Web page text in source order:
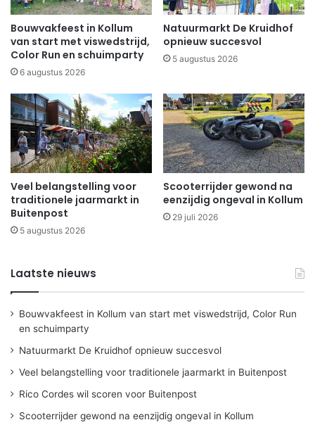
Bouwvakfeest in Kollum
van start met viswedstrijd,
Color Run en schuimparty
6 augustus 2026
Natuurmarkt De Kruidhof
opnieuw succesvol
5 augustus 2026
Veel belangstelling voor
traditionele jaarmarkt in
Buitenpost
5 augustus 2026
Scooterrijder gewond na
eenzijdig ongeval in Kollum
29 juli 2026
Laatste nieuws
Bouwvakfeest in Kollum van start met viswedstrijd, Color Run
en schuimparty
Natuurmarkt De Kruidhof opnieuw succesvol
Veel belangstelling voor traditionele jaarmarkt in Buitenpost
Rico Cordes wil scoren voor Buitenpost
Scooterrijder gewond na eenzijdig ongeval in Kollum